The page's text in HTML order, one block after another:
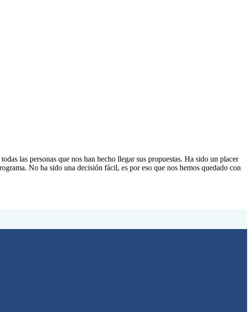
las personas que nos han hecho llegar sus propuestas. Ha sido un placer
No ha sido una decisión fácil, es por eso que nos hemos quedado con